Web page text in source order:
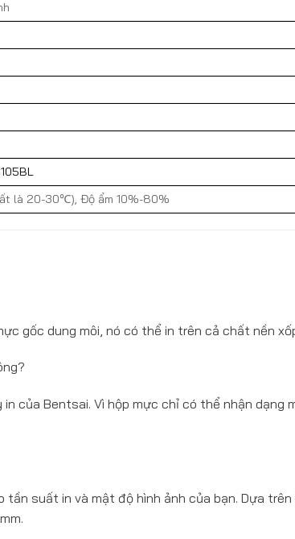
là 20-30℃), Độ ẩm 10%-80%
gốc dung môi, nó có thể in trên cả chất nền
của Bentsai. Vì hộp mực chỉ có thể nhận dạng
suất in và mật độ hình ảnh của bạn. Dựa